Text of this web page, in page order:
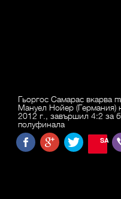
Гьоргос Самарас вкарва
Мануел Нойер (Германия)
2012 г., завършил 4:2 за
полуфинала
SAVE